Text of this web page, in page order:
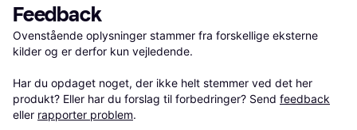
Feedback
Ovenstående oplysninger stammer fra forskellige eksterne
kilder og er derfor kun vejledende.
Har du opdaget noget, der ikke helt stemmer ved det her
produkt? Eller har du forslag til forbedringer? Send feedback
eller rapporter problem.